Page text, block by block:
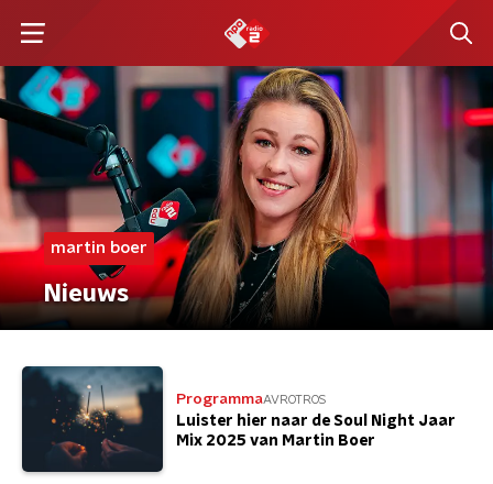
martin boer
Nieuws
ProgrammaAVROTROS
Luister hier naar de Soul Night Jaar
Mix 2025 van Martin Boer